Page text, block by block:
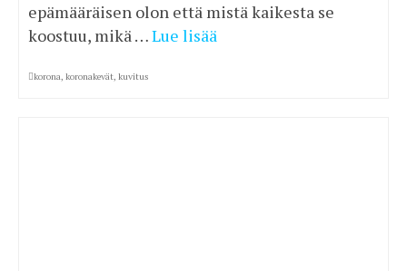
epämääräisen olon että mistä kaikesta se
koostuu, mikä …Lue lisää
korona, koronakevät, kuvitus